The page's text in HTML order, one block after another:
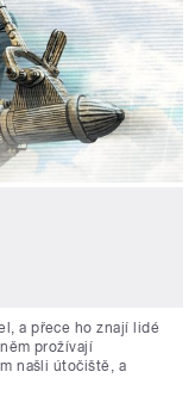
a přece ho znají lidé
prožívají
našli útočiště, a